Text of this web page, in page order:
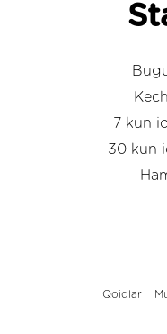
7 kun
30 kun
Qoidlar